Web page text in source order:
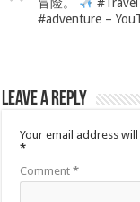
#adventure –
Leave a Reply
Your email address
*
Comment*